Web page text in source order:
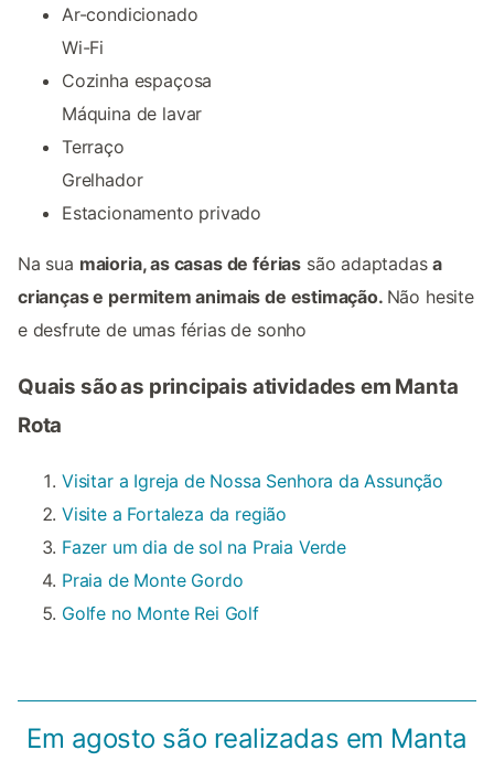
Ar-condicionado
Wi-Fi
Cozinha espaçosa
Máquina de lavar
Terraço
Grelhador
Estacionamento privado
Na sua maioria, as casas de férias são adaptadasa
crianças e permitem animais de estimação. Não hesite
e desfrute de umas férias de sonho
Quais são as principais atividades em Manta
Rota
Visitar a Igreja de Nossa Senhora da Assunção
Visite a Fortaleza da região
Fazer um dia de sol na Praia Verde
Praia de Monte Gordo
Golfe no Monte Rei Golf
Em agosto são realizadas em Manta